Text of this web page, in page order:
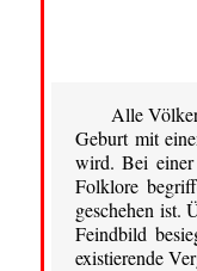
Alle
Geburt mit
wird. Bei einer
Folklore
geschehen ist.
Feindbild
existierende